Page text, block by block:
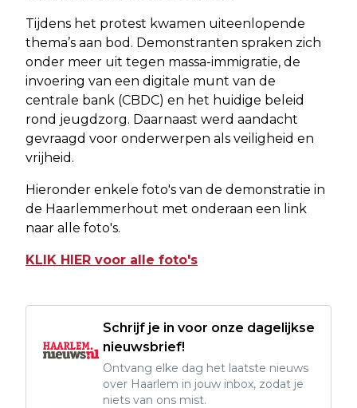
Tijdens het protest kwamen uiteenlopende
thema’s aan bod. Demonstranten spraken zich
onder meer uit tegen massa-immigratie, de
invoering van een digitale munt van de
centrale bank (CBDC) en het huidige beleid
rond jeugdzorg. Daarnaast werd aandacht
gevraagd voor onderwerpen als veiligheid en
vrijheid.
Hieronder enkele foto's van de demonstratie in
de Haarlemmerhout met onderaan een link
naar alle foto's.
KLIK HIER voor alle foto's
Schrijf je in voor onze dagelijkse
nieuwsbrief!
Ontvang elke dag het laatste nieuws
over Haarlem in jouw inbox, zodat je
niets van ons mist.